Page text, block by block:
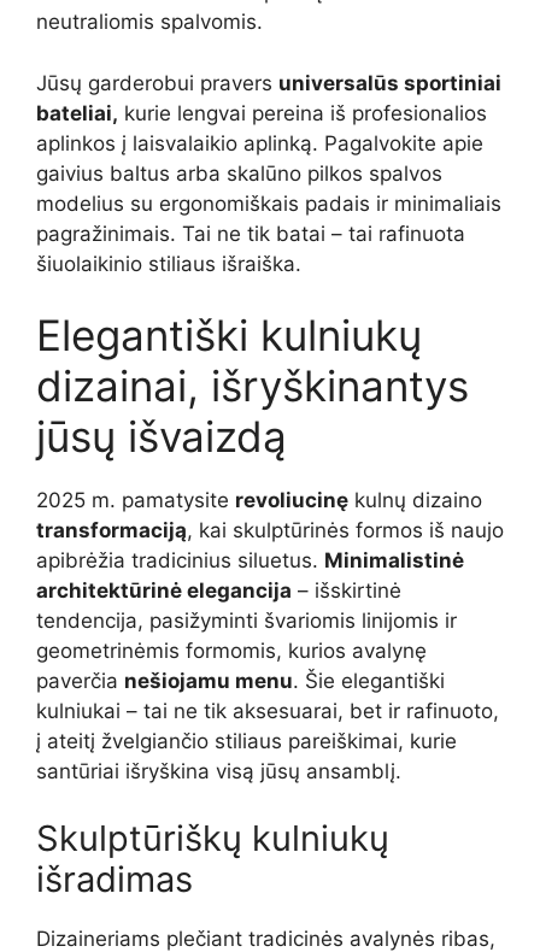
neutraliomis spalvomis.
Jūsų garderobui pravers universalūs sportiniai
bateliai, kurie lengvai pereina iš profesionalios
aplinkos į laisvalaikio aplinką. Pagalvokite apie
gaivius baltus arba skalūno pilkos spalvos
modelius su ergonomiškais padais ir minimaliais
pagražinimais. Tai ne tik batai – tai rafinuota
šiuolaikinio stiliaus išraiška.
Elegantiški kulniukų
dizainai, išryškinantys
jūsų išvaizdą
2025 m. pamatysite revoliucinę kulnų dizaino
transformaciją, kai skulptūrinės formos iš naujo
apibrėžia tradicinius siluetus. Minimalistinė
architektūrinė elegancija – išskirtinė
tendencija, pasižyminti švariomis linijomis ir
geometrinėmis formomis, kurios avalynę
paverčia nešiojamu menu. Šie elegantiški
kulniukai – tai ne tik aksesuarai, bet ir rafinuoto,
į ateitį žvelgiančio stiliaus pareiškimai, kurie
santūriai išryškina visą jūsų ansamblį.
Skulptūriškų kulniukų
išradimas
Dizaineriams plečiant tradicinės avalynės ribas,